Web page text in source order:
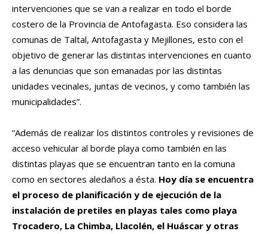
intervenciones que se van a realizar en todo el borde
costero de la Provincia de Antofagasta. Eso considera las
comunas de Taltal, Antofagasta y Mejillones, esto con el
objetivo de generar las distintas intervenciones en cuanto
a las denuncias que son emanadas por las distintas
unidades vecinales, juntas de vecinos, y como también las
municipalidades”.
“Además de realizar los distintos controles y revisiones de
acceso vehicular al borde playa como también en las
distintas playas que se encuentran tanto en la comuna
como en sectores aledaños a ésta. Hoy día se encuentra
el proceso de planificación y de ejecución de la
instalación de pretiles en playas tales como playa
Trocadero, La Chimba, Llacolén, el Huáscar y otras